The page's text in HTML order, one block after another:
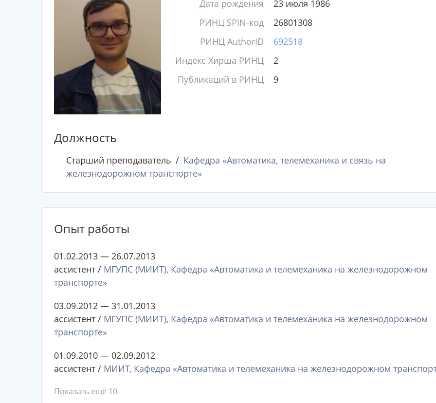
Дата рождения
23 июля 1986
РИНЦ SPIN-код
26801308
РИНЦ AuthorID
692518
Индекс Хирша РИНЦ
2
Публикаций в РИНЦ
9
Должность
Старший преподаватель
Кафедра «Автоматика, телемеханика и связь на
железнодорожном транспорте»
Опыт работы
01.02.2013 — 26.07.2013
ассистент / МГУПС (МИИТ), Кафедра «Автоматика и телемеханика на железнодорожном
транспорте»
03.09.2012 — 31.01.2013
ассистент / МГУПС (МИИТ), Кафедра «Автоматика и телемеханика на железнодорожном
транспорте»
01.09.2010 — 02.09.2012
ассистент / МИИТ, Кафедра «Автоматика и телемеханика на железнодорожном
Показать ещё 10